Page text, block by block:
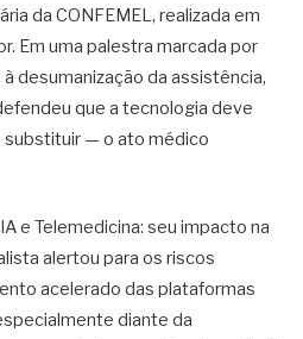
da CONFEMEL, realizada em
Em uma palestra marcada por
desumanização da assistência,
que a tecnologia deve
— o ato médico
e Telemedicina: seu impacto na
alertou para os riscos
acelerado das plataformas
diante da